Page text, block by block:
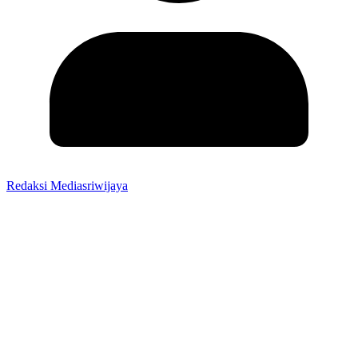
Redaksi Mediasriwijaya